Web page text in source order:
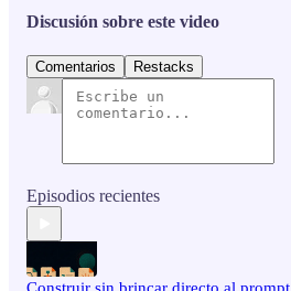
Discusión sobre este video
Comentarios Restacks
Episodios recientes